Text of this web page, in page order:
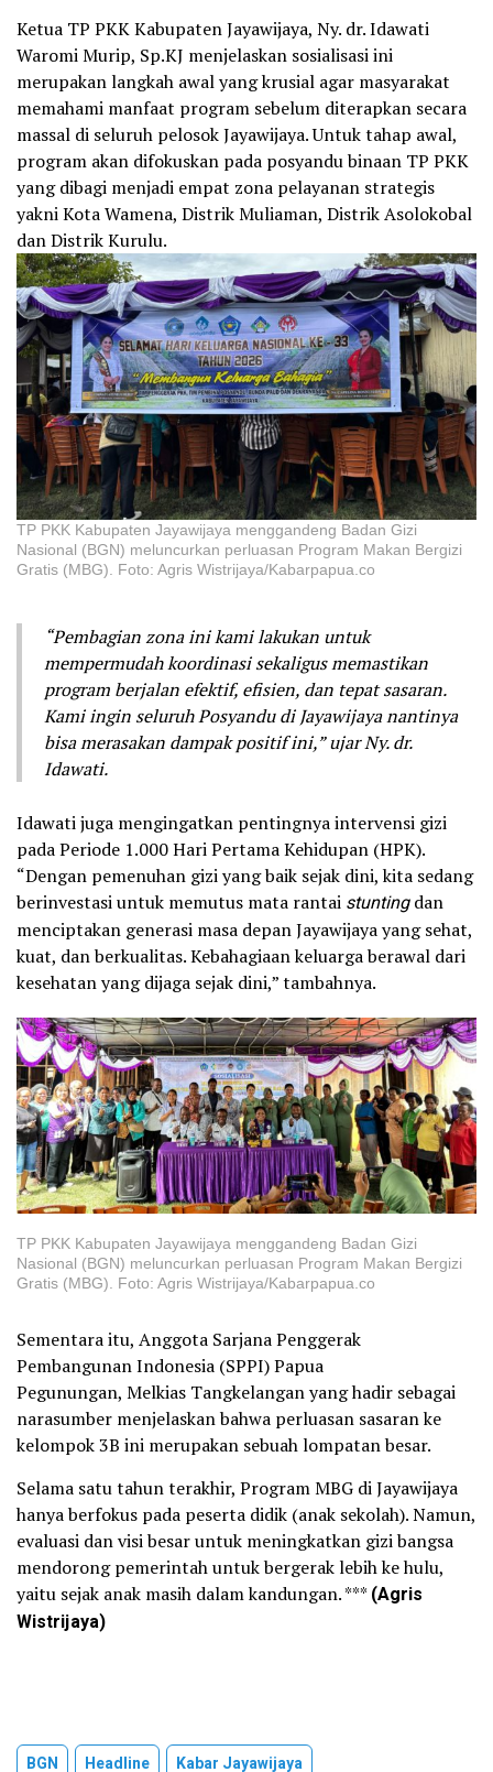
Ketua TP PKK Kabupaten Jayawijaya, Ny. dr. Idawati
Waromi Murip, Sp.KJ menjelaskan sosialisasi ini
merupakan langkah awal yang krusial agar masyarakat
memahami manfaat program sebelum diterapkan secara
massal di seluruh pelosok Jayawijaya. Untuk tahap awal,
program akan difokuskan pada posyandu binaan TP PKK
yang dibagi menjadi empat zona pelayanan strategis
yakni Kota Wamena, Distrik Muliaman, Distrik Asolokobal
dan Distrik Kurulu.
TP PKK Kabupaten Jayawijaya menggandeng Badan Gizi
Nasional (BGN) meluncurkan perluasan Program Makan Bergizi
Gratis (MBG). Foto: Agris Wistrijaya/Kabarpapua.co
“Pembagian zona ini kami lakukan untuk
mempermudah koordinasi sekaligus memastikan
program berjalan efektif, efisien, dan tepat sasaran.
Kami ingin seluruh Posyandu di Jayawijaya nantinya
bisa merasakan dampak positif ini,” ujar Ny. dr.
Idawati.
Idawati juga mengingatkan pentingnya intervensi gizi
pada Periode 1.000 Hari Pertama Kehidupan (HPK).
“Dengan pemenuhan gizi yang baik sejak dini, kita sedang
berinvestasi untuk memutus mata rantai stuntingdan
menciptakan generasi masa depan Jayawijaya yang sehat,
kuat, dan berkualitas. Kebahagiaan keluarga berawal dari
kesehatan yang dijaga sejak dini,” tambahnya.
TP PKK Kabupaten Jayawijaya menggandeng Badan Gizi
Nasional (BGN) meluncurkan perluasan Program Makan Bergizi
Gratis (MBG). Foto: Agris Wistrijaya/Kabarpapua.co
Sementara itu, Anggota Sarjana Penggerak
Pembangunan Indonesia (SPPI) Papua
Pegunungan, Melkias Tangkelangan yang hadir sebagai
narasumber menjelaskan bahwa perluasan sasaran ke
kelompok 3B ini merupakan sebuah lompatan besar.
Selama satu tahun terakhir, Program MBG di Jayawijaya
hanya berfokus pada peserta didik (anak sekolah). Namun,
evaluasi dan visi besar untuk meningkatkan gizi bangsa
mendorong pemerintah untuk bergerak lebih ke hulu,
yaitu sejak anak masih dalam kandungan. *** (Agris
Wistrijaya)
BGN Headline Kabar Jayawijaya